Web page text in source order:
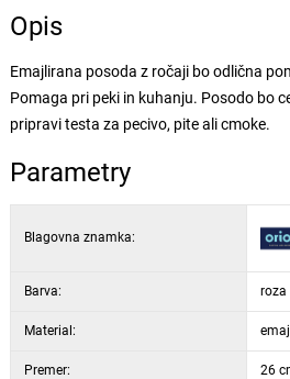
Opis
Emajlirana posoda z ročaji bo odlična
Pomaga pri peki in kuhanju. Posodo bo
pripravi testa za pecivo, pite ali cmoke.
Parametry
Blagovna znamka:
Barva: roza
Material: emajl
Premer: 26